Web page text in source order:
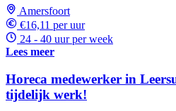
Amersfoort
€16,11 per uur
24 - 40 uur per week
Lees meer
Horeca medewerker in
tijdelijk werk!